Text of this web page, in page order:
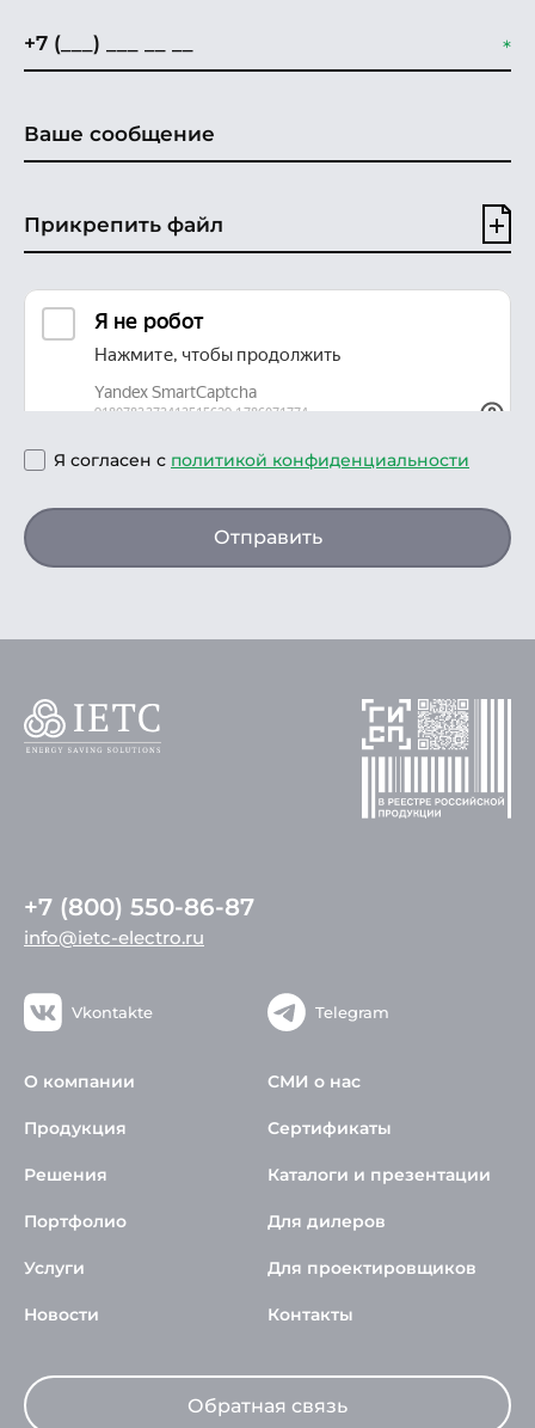
Прикрепить файл
Я согласен с политикой конфиденциальности
Отправить
+7 (800) 550-86-87
info@ietc-electro.ru
Vkontakte Telegram
О компании
Продукция
Решения
Портфолио
Услуги
Новости
СМИ о нас
Сертификаты
Каталоги и презентации
Для дилеров
Для проектировщиков
Контакты
Обратная связь